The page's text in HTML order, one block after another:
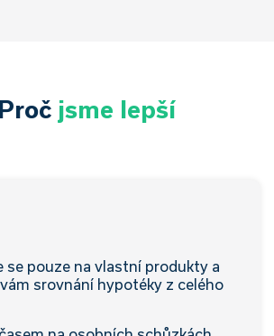
jsme lepší
se pouze na vlastní produkty a
srovnání hypotéky z celého